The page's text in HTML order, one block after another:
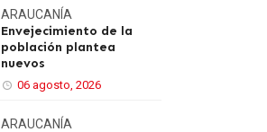
ARAUCANÍA
Envejecimiento de la
población plantea
nuevos
06 agosto, 2026
ARAUCANÍA